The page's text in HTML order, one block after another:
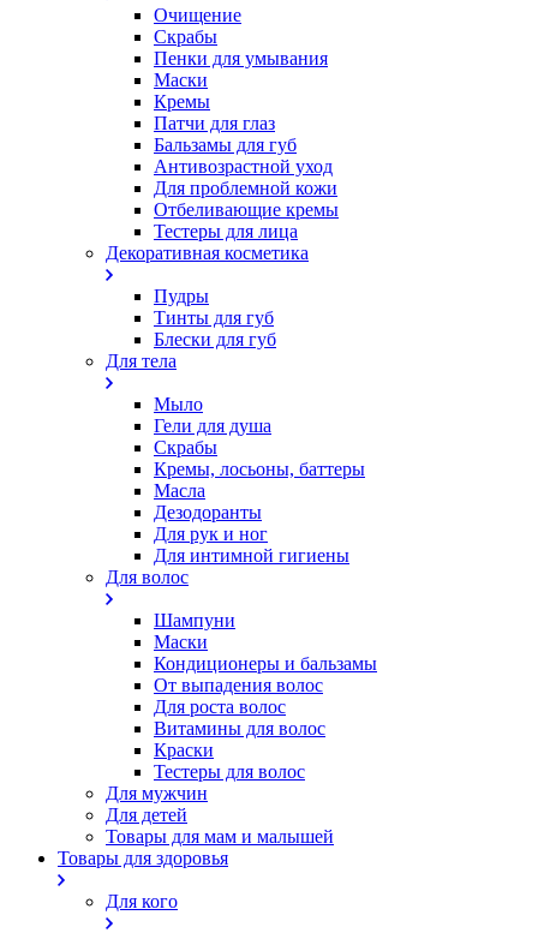
Очищение
Скрабы
Пенки для умывания
Маски
Кремы
Патчи для глаз
Бальзамы для губ
Антивозрастной уход
Для проблемной кожи
Oтбеливающие кремы
Тестеры для лица
Декоративная косметика
Пудры
Тинты для губ
Блески для губ
Для тела
Мыло
Гели для душа
Скрабы
Кремы, лосьоны, баттеры
Масла
Дезодоранты
Для рук и ног
Для интимной гигиены
Для волос
Шампуни
Маски
Кондиционеры и бальзамы
От выпадения волос
Для роста волос
Витамины для волос
Краски
Тестеры для волос
Для мужчин
Для детей
Товары для мам и малышей
Товары для здоровья
Для кого